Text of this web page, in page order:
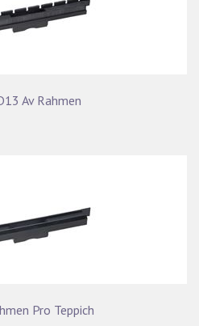
Av Rahmen
Pro Teppich